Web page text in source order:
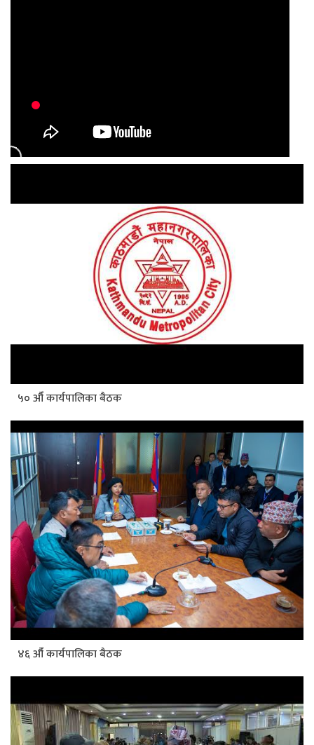
५० औँ कार्यपालिका बैठक
४६ औँ कार्यपालिका बैठक